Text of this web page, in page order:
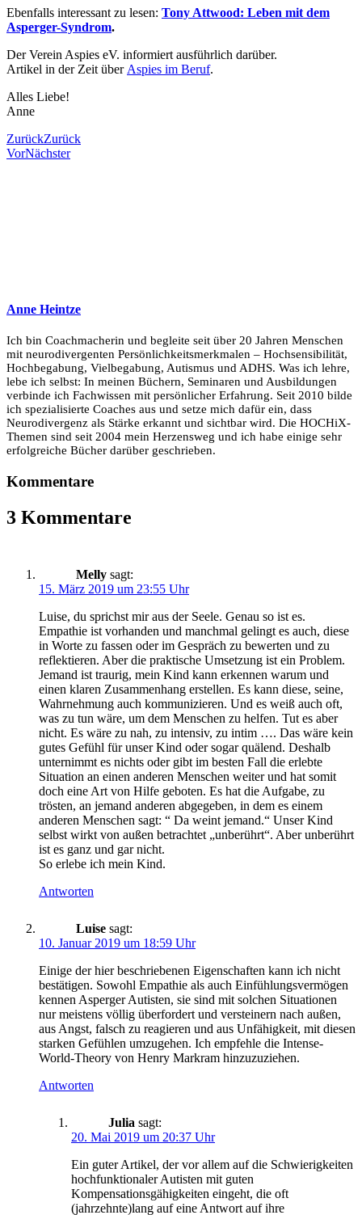
Ebenfalls interessant zu lesen: Tony Attwood: Leben mit dem
Asperger-Syndrom.
Der Verein Aspies eV. informiert ausführlich darüber.
Artikel in der Zeit über Aspies im Beruf.
Alles Liebe!
Anne
ZurückZurück
VorNächster
Anne Heintze
Ich bin Coachmacherin und begleite seit über 20 Jahren Menschen
mit neurodivergenten Persönlichkeitsmerkmalen – Hochsensibilität,
Hochbegabung, Vielbegabung, Autismus und ADHS. Was ich lehre,
lebe ich selbst: In meinen Büchern, Seminaren und Ausbildungen
verbinde ich Fachwissen mit persönlicher Erfahrung. Seit 2010 bilde
ich spezialisierte Coaches aus und setze mich dafür ein, dass
Neurodivergenz als Stärke erkannt und sichtbar wird. Die HOCHiX-
Themen sind seit 2004 mein Herzensweg und ich habe einige sehr
erfolgreiche Bücher darüber geschrieben.
Kommentare
3 Kommentare
Melly sagt:
15. März 2019 um 23:55 Uhr
Luise, du sprichst mir aus der Seele. Genau so ist es.
Empathie ist vorhanden und manchmal gelingt es auch, diese
in Worte zu fassen oder im Gespräch zu bewerten und zu
reflektieren. Aber die praktische Umsetzung ist ein Problem.
Jemand ist traurig, mein Kind kann erkennen warum und
einen klaren Zusammenhang erstellen. Es kann diese, seine,
Wahrnehmung auch kommunizieren. Und es weiß auch oft,
was zu tun wäre, um dem Menschen zu helfen. Tut es aber
nicht. Es wäre zu nah, zu intensiv, zu intim …. Das wäre kein
gutes Gefühl für unser Kind oder sogar quälend. Deshalb
unternimmt es nichts oder gibt im besten Fall die erlebte
Situation an einen anderen Menschen weiter und hat somit
doch eine Art von Hilfe geboten. Es hat die Aufgabe, zu
trösten, an jemand anderen abgegeben, in dem es einem
anderen Menschen sagt: “ Da weint jemand.“ Unser Kind
selbst wirkt von außen betrachtet „unberührt“. Aber unberührt
ist es ganz und gar nicht.
So erlebe ich mein Kind.
Antworten
Luise sagt:
10. Januar 2019 um 18:59 Uhr
Einige der hier beschriebenen Eigenschaften kann ich nicht
bestätigen. Sowohl Empathie als auch Einfühlungsvermögen
kennen Asperger Autisten, sie sind mit solchen Situationen
nur meistens völlig überfordert und versteinern nach außen,
aus Angst, falsch zu reagieren und aus Unfähigkeit, mit diesen
starken Gefühlen umzugehen. Ich empfehle die Intense-
World-Theory von Henry Markram hinzuzuziehen.
Antworten
Julia sagt:
20. Mai 2019 um 20:37 Uhr
Ein guter Artikel, der vor allem auf die Schwierigkeiten
hochfunktionaler Autisten mit guten
Kompensationsgähigkeiten eingeht, die oft
(jahrzehnte)lang auf eine Antwort auf ihre